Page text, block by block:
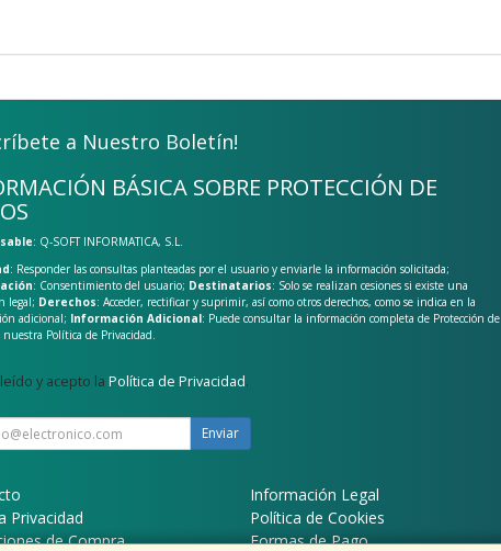
a Nuestro Boletín!
BÁSICA SOBRE PROTECCIÓN DE
: Q-SOFT INFORMATICA, S.L.
: Responder las consultas planteadas por el usuario y enviarle la información solicitada;
: Consentimiento del usuario; Destinatarios: Solo se realizan cesiones si existe una
legal; Derechos: Acceder, rectificar y suprimir, así como otros derechos, como se indica en la
adicional; Información Adicional: Puede consultar la información completa de Protección de
nuestra Política de Privacidad.
y acepto la Política de Privacidad.
Enviar
Información Legal
Privacidad
Política de Cookies
de Compra
Formas de Pago